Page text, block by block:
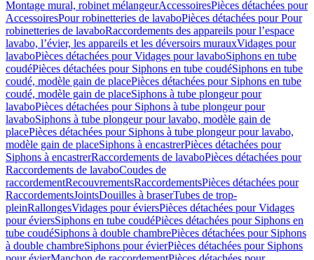
Montage mural, robinet mélangeurAccessoiresPièces détachées pour
AccessoiresPour robinetteries de lavaboPièces détachées pour Pour
robinetteries de lavaboRaccordements des appareils pour l’espace
lavabo, l’évier, les appareils et les déversoirs murauxVidages pour
lavaboPièces détachées pour Vidages pour lavaboSiphons en tube
coudéPièces détachées pour Siphons en tube coudéSiphons en tube
coudé, modèle gain de placePièces détachées pour Siphons en tube
coudé, modèle gain de placeSiphons à tube plongeur pour
lavaboPièces détachées pour Siphons à tube plongeur pour
lavaboSiphons à tube plongeur pour lavabo, modèle gain de
placePièces détachées pour Siphons à tube plongeur pour lavabo,
modèle gain de placeSiphons à encastrerPièces détachées pour
Siphons à encastrerRaccordements de lavaboPièces détachées pour
Raccordements de lavaboCoudes de
raccordementRecouvrementsRaccordementsPièces détachées pour
RaccordementsJointsDouilles à braserTubes de trop-
pleinRallongesVidages pour éviersPièces détachées pour Vidages
pour éviersSiphons en tube coudéPièces détachées pour Siphons en
tube coudéSiphons à double chambrePièces détachées pour Siphons
à double chambreSiphons pour évierPièces détachées pour Siphons